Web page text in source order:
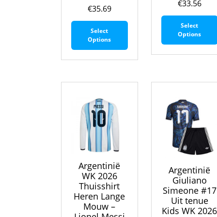
€35.69
Select
Options
Dit
meerdere
€33.56
Select
Options
Argentinië
WK 2026
Thuisshirt
Heren Lange
Mouw –
Argentinië
Giuliano
Simeone #17
Uit tenue
Kids WK 2026